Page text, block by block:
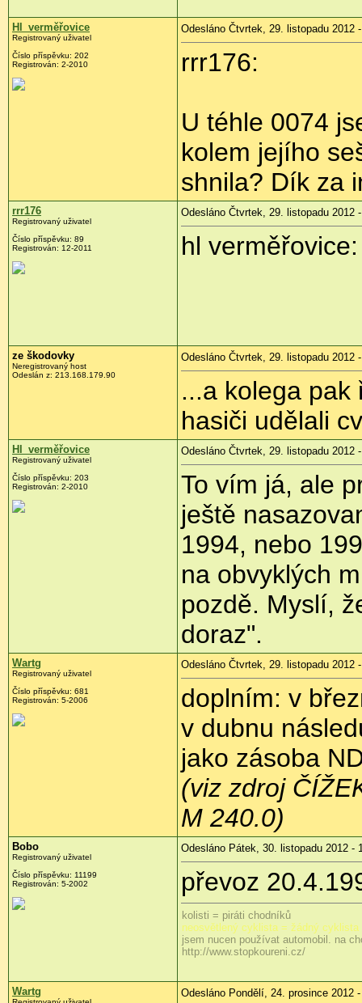
Hl_verměřovice
Registrovaný uživatel
Číslo příspěvku: 202
Registrován: 2-2010
Odesláno Čtvrtek, 29. listopadu 2012
rrr176:
U téhle 0074
kolem jejího
shnila? Dík za
rrr176
Registrovaný uživatel
Číslo příspěvku: 89
Registrován: 12-2011
Odesláno Čtvrtek, 29. listopadu 2012
hl
ze škodovky
Neregistrovaný host
Odeslán z: 213.168.179.90
Odesláno Čtvrtek, 29. listopadu 2012
...a kolega
hasiči udělali
Hl_verměřovice
Registrovaný uživatel
Číslo příspěvku: 203
Registrován: 2-2010
Odesláno Čtvrtek, 29. listopadu 2012
To vím já, ale
ještě
1994, nebo
na obvyklých
pozdě. Myslí,
doraz".
Wartg
Registrovaný uživatel
Číslo příspěvku: 681
Registrován: 5-2006
Odesláno Čtvrtek, 29. listopadu 2012
doplním: v
v dubnu
jako zásoba
(viz zdroj
M 240.0)
Bobo
Registrovaný uživatel
Číslo příspěvku: 11199
Registrován: 5-2002
Odesláno Pátek, 30. listopadu 2012 -
převoz
kolisti = piráti chodníků
neosvětlený cyklista = žádný cyklista
jsem nucen používat automobil. na
http://www.stopkoureni.cz/
Wartg Odesláno Pondělí, 24. prosince 2012